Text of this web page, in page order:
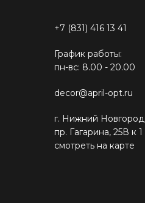
+7 (831) 416 13 41
График работы:
пн-вс: 8.00 - 20.00
decor@april-opt.ru
г. Нижний Новгород
пр. Гагарина, 25В к 1
смотреть на карте